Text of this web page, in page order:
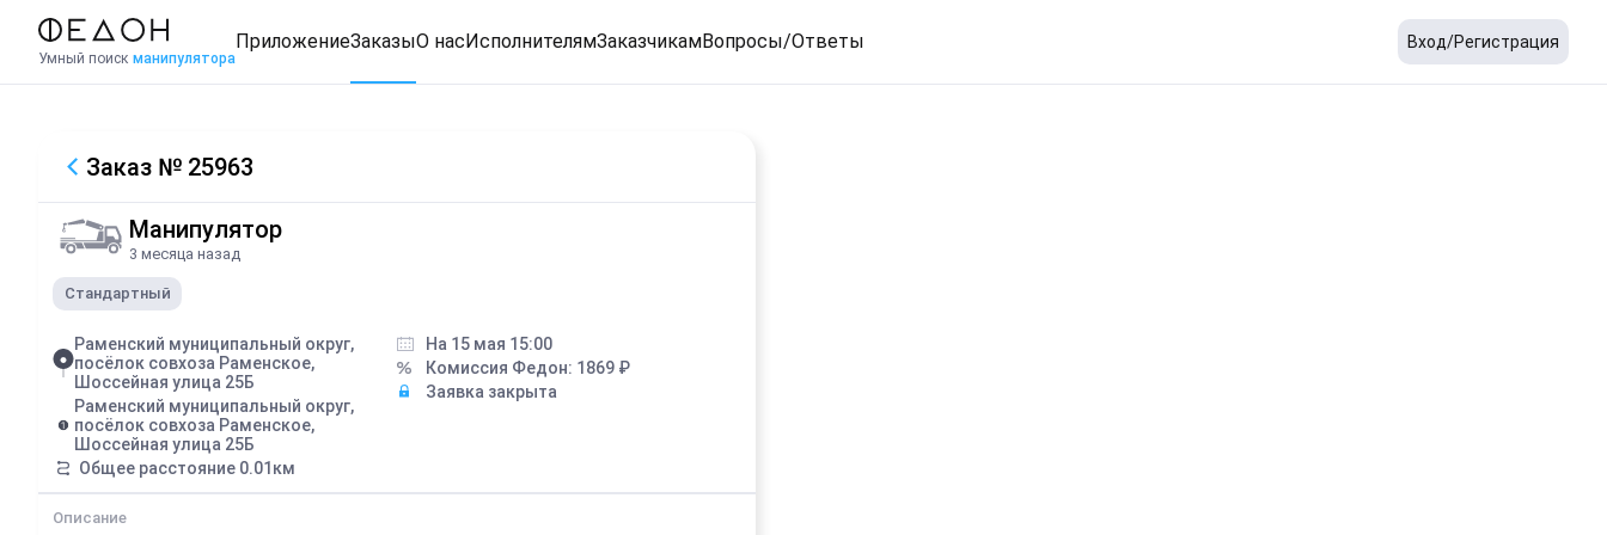
Умный поиск манипулятора
ПриложениеЗаказыО насИсполнителямЗаказчикамВопросы/Ответы Вход/Регистрация
Заказ № 25963
Манипулятор
3 месяца назад
Стандартный
Раменский муниципальный округ,
посёлок совхоза Раменское,
Шоссейная улица 25Б
Раменский муниципальный округ,
посёлок совхоза Раменское,
Шоссейная улица 25Б
Общее расстояние 0.01 км
На 15 мая 15:00
Комиссия Федон: 1869 ₽
Заявка закрыта
Описание